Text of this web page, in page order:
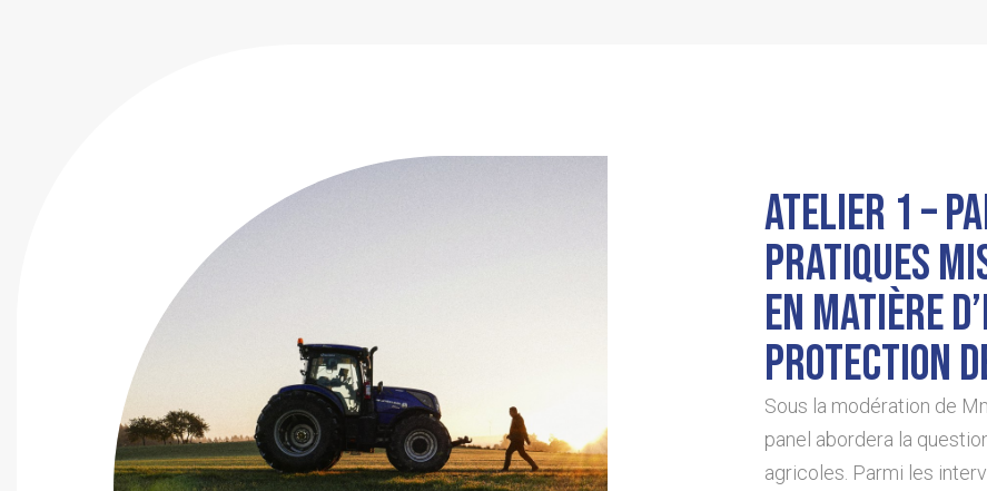
ATELIER 1 –
PRATIQUES
EN MATIÈRE
PROTECTION
Sous la modération de
panel abordera la
agricoles. Parmi les